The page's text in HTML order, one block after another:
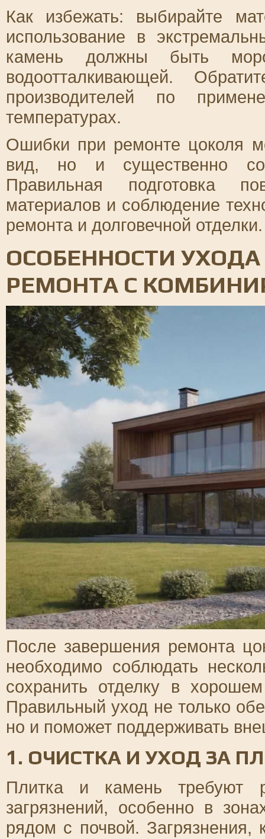
Как избежать: выбирайте
использование в
камень должны быть
водоотталкивающей.
производителей по
температурах.
Ошибки при ремонте цоколя
вид, но и существенно
Правильная подготовка
материалов и соблюдение
ремонта и долговечной отделки.
ОСОБЕННОСТИ
РЕМОНТА С
После завершения ремонта
необходимо соблюдать
сохранить отделку в
Правильный уход не только
но и поможет поддерживать
1. ОЧИСТКА И УХОД ЗА
Плитка и камень требуют
загрязнений, особенно в
рядом с почвой. Загрязнения,